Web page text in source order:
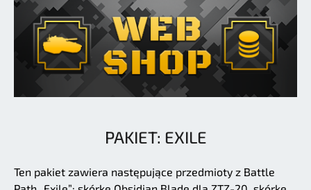
PAKIET: EXILE
Ten pakiet zawiera następujące przedmioty z Battle